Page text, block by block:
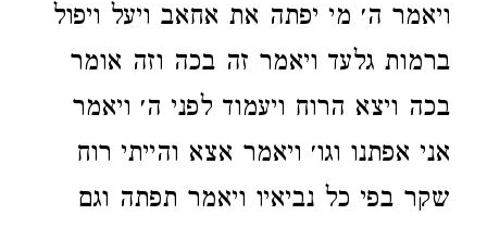
ויאמר ה׳ מי יפתה את אחאב ויעל ויפול
ברמות גלעד ויאמר זה בכה וזה אומר
בכה ויצא הרוח ויעמוד לפני ה׳ ויאמר
אני אפתנו וגו׳ ויאמר אצא והייתי רוח
שקר בפי כל נביאיו ויאמר תפתה וגם